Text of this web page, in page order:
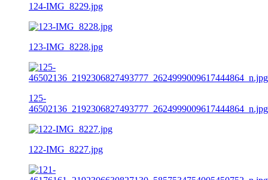
124-IMG_8229.jpg
123-IMG_8228.jpg
125-
46502136_2192306827493777_2624999009617444864_n.jpg
122-IMG_8227.jpg